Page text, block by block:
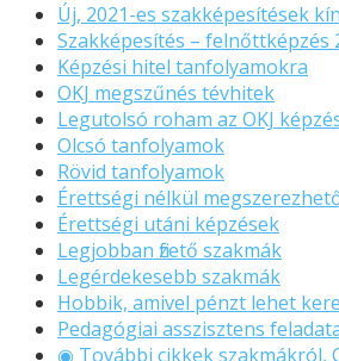
Új, 2021-es szakképesítések
Szakképesítés – felnőttképzés
Képzési hitel tanfolyamokra
OKJ megszűnés tévhitek
Legutolsó roham az OKJ
Olcsó tanfolyamok
Rövid tanfolyamok
Érettségi nélkül
Érettségi utáni képzések
Legjobban fizető szakmák
Legérdekesebb szakmák
Hobbik, amivel pénzt lehet
Pedagógiai asszisztens
◉ További cikkek szakmákról,